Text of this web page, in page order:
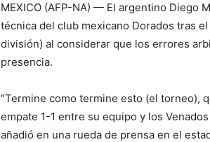
MEXICO (AFP-NA) — El argentino Diego
técnica del club mexicano Dorados tras
división) al considerar que los errores
presencia.
“Termine como termine esto (el torneo),
empate 1-1 entre su equipo y los
añadió en una rueda de prensa en el